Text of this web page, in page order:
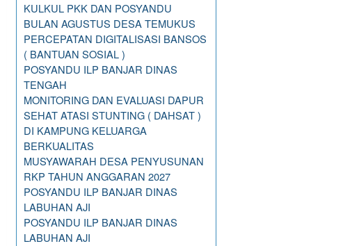
KULKUL PKK DAN POSYANDU
BULAN AGUSTUS DESA TEMUKUS
PERCEPATAN DIGITALISASI BANSOS
( BANTUAN SOSIAL )
POSYANDU ILP BANJAR DINAS
TENGAH
MONITORING DAN EVALUASI DAPUR
SEHAT ATASI STUNTING ( DAHSAT )
DI KAMPUNG KELUARGA
BERKUALITAS
MUSYAWARAH DESA PENYUSUNAN
RKP TAHUN ANGGARAN 2027
POSYANDU ILP BANJAR DINAS
LABUHAN AJI
POSYANDU ILP BANJAR DINAS
LABUHAN AJI